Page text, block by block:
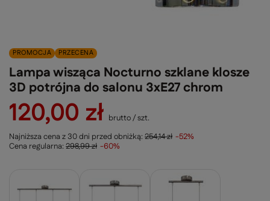
PROMOCJA PRZECENA
Lampa wisząca Nocturno szklane klosze
3D potrójna do salonu 3xE27 chrom
120,00 zł brutto/szt.
Najniższa cena z 30 dni przed obniżką: 254,14 zł -52%
Cena regularna: 298,99 zł -60%